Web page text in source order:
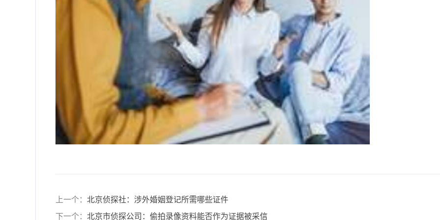
上一个： 北京侦探社：涉外婚姻登记所需哪些证件
下一个： 北京市侦探公司：偷拍录像资料能否作为证据被采信